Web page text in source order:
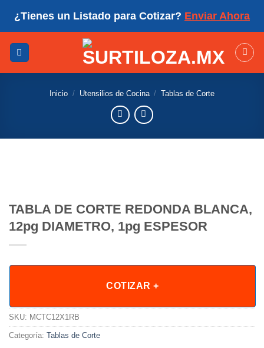
¿Tienes un Listado para Cotizar? Enviar Ahora
Inicio / Utensilios de Cocina / Tablas de Corte
TABLA DE CORTE REDONDA BLANCA,
12pg DIAMETRO, 1pg ESPESOR
COTIZAR +
SKU: MCTC12X1RB
Categoría: Tablas de Corte